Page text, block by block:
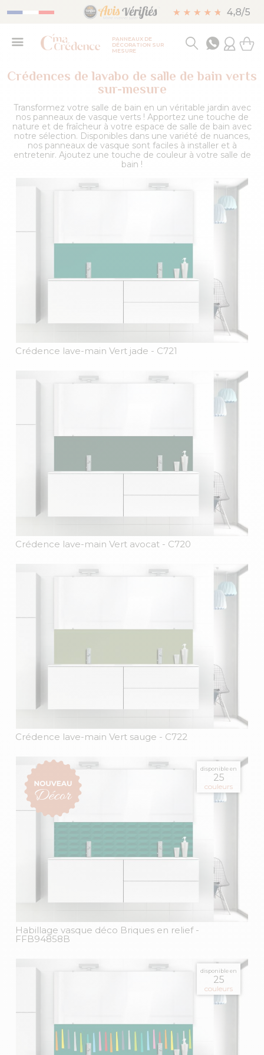
PANNEAUX DE
DÉCORATION SUR
MESURE
Crédences de lavabo de salle de bain verts
sur-mesure
Transformez votre salle de bain en un véritable jardin avec
nos panneaux de vasque verts ! Apportez une touche de
nature et de fraîcheur à votre espace de salle de bain avec
notre sélection. Disponibles dans une variété de nuances,
nos panneaux de vasque sont faciles à installer et à
entretenir. Ajoutez une touche de couleur à votre salle de
bain !
Crédence lave-main Vert jade - C721
Crédence lave-main Vert avocat - C720
Crédence lave-main Vert sauge - C722
disponible en
25
couleurs
Habillage vasque déco Briques en relief -
FFB94858B
disponible en
25
couleurs